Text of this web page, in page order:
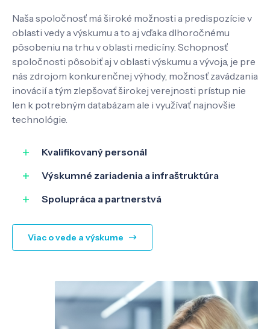
Pôsobenie
Know-how
O nás
Kontakt
Naša spoločnosť má široké možnosti a predispozície v
oblasti vedy a výskumu a to aj vďaka dlhoročnému
pôsobeniu na trhu v oblasti medicíny. Schopnosť
spoločnosti pôsobiť aj v oblasti výskumu a vývoja, je pre
nás zdrojom konkurenčnej výhody, možnosť zavádzania
inovácií a tým zlepšovať širokej verejnosti prístup nie
len k potrebným databázam ale i využívať najnovšie
technológie.
Kvalifikovaný personál
Výskumné zariadenia a infraštruktúra
Spolupráca a partnerstvá
Viac o vede a výskume